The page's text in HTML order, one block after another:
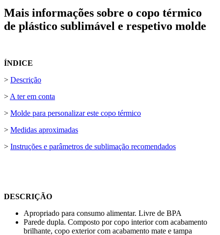
Mais informações sobre o copo térmico
de plástico sublimável e respetivo molde
ÍNDICE
> Descrição
>A ter em conta
> Molde para personalizar este copo térmico
> Medidas aproximadas
> Instruções e parâmetros de sublimação recomendados
DESCRIÇÃO
Apropriado para consumo alimentar. Livre de BPA
Parede dupla. Composto por copo interior com acabamento
brilhante, copo exterior com acabamento mate e tampa